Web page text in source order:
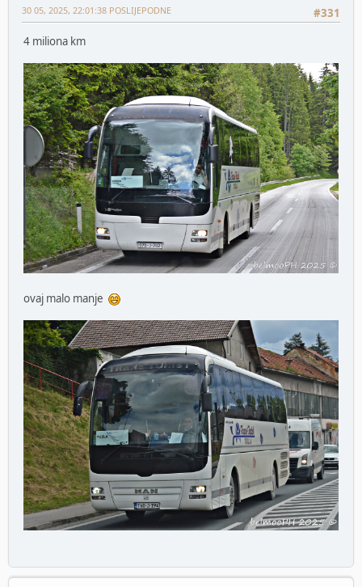
#331
30 05, 2025, 22:01:38 POSLIJEPODNE
4 miliona km
ovaj malo manje